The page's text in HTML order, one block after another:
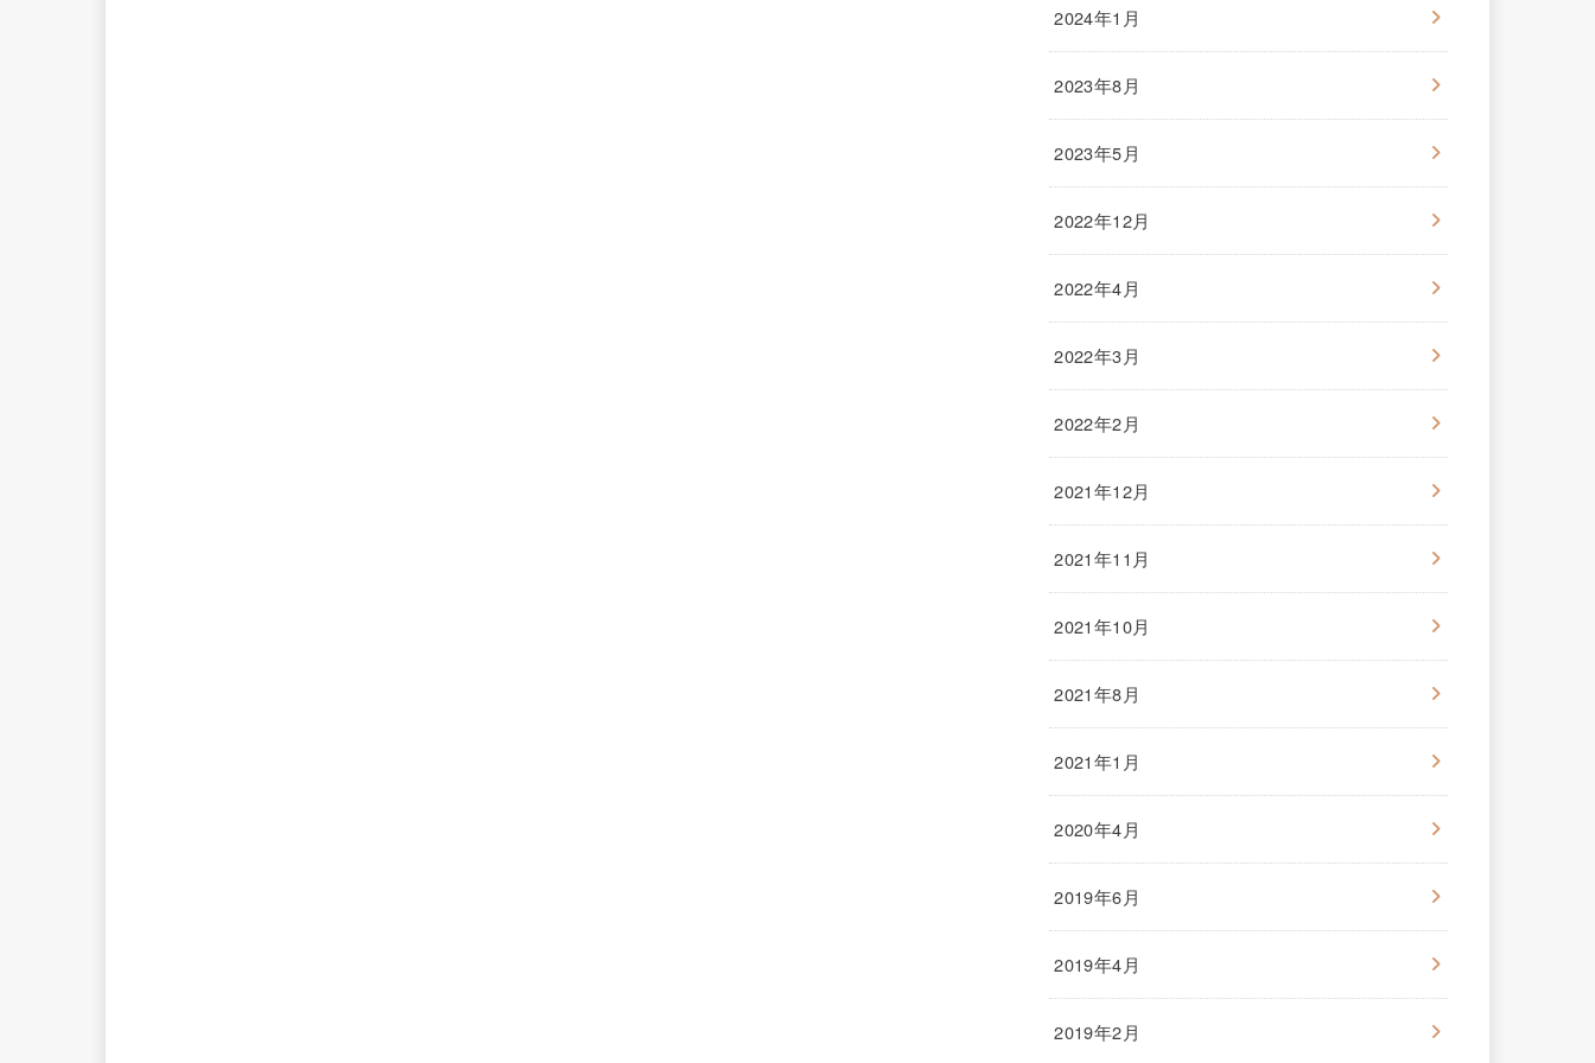
2024年1月
2023年8月
2023年5月
2022年12月
2022年4月
2022年3月
2022年2月
2021年12月
2021年11月
2021年10月
2021年8月
2021年1月
2020年4月
2019年6月
2019年4月
2019年2月